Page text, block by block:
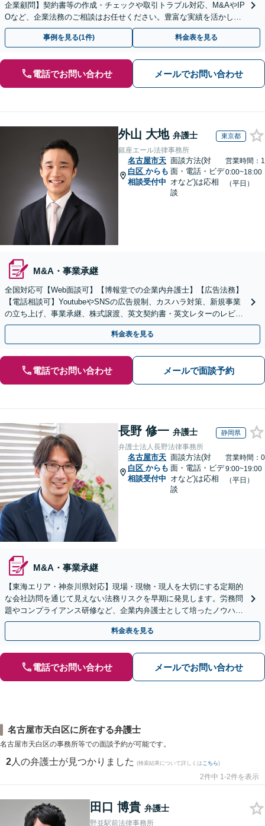
企業顧問】契約書等の作成・チェックや取引トラブル対応、M&AやIP
Oなど、企業法務のご相談はお任せください。豊富な実績を活かし的
確に対応を進めてまいります。
事例を見る(1件) 料金表を見る
電話でお問い合わせ メールでお問い合わせ
外山 大地 弁護士 東京都
銀座エール法律事務所
名古屋市天
白区 からも
相談受付中
面談方法(対
面・電話・ビデ
オなど)は応相
談
営業時間：1
0:00~18:00
（平日）
M&A・事業承継
全国対応可【Web面談可】【博報堂での企業内弁護士】【広告法務】
【電話相談可】YoutubeやSNSの広告規制、カスハラ対策、新規事業
の立ち上げ、事業承継、株式譲渡、英文契約書・英文レターのレビュ
ー・ドラフトなどに対応。
料金表を見る
電話でお問い合わせ メールで面談予約
長野 修一 弁護士 静岡県
弁護士法人長野法律事務所
名古屋市天
白区 からも
相談受付中
面談方法(対
面・電話・ビデ
オなど)は応相
談
営業時間：0
9:00~19:00
（平日）
M&A・事業承継
【東海エリア・神奈川県対応】現場・現物・現人を大切にする定期的
な会社訪問を通じて見えない法務リスクを早期に発見します。労務問
題やコンプライアンス研修など、企業内弁護士として培ったノウハウ
をフル活用し、経営の安定化を強力にサポートします。
料金表を見る
電話でお問い合わせ メールでお問い合わせ
名古屋市天白区に所在する弁護士
名古屋市天白区の事務所等での面談予約が可能です。
2 人の弁護士が見つかりました (検索結果について詳しくは こちら)
2件中 1-2件を表示
田口 博貴 弁護士
野並駅前法律事務所